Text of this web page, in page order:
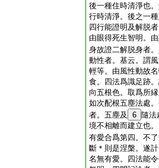
後一種住時清淨也
行時清淨。後之一
四行能證明及解脱
由眼得死生智明。
身故證二解脱身者
動性者。基云。謂
輕等。由風性動故
食。四法爲識足跡
向五根色。取爲所
如次配根五塵法處
者。五塵及
6 隨法
境不相離而建立也
有愛合爲第四。不
斷＊則是涅槃。遂
名無有愛。四法能